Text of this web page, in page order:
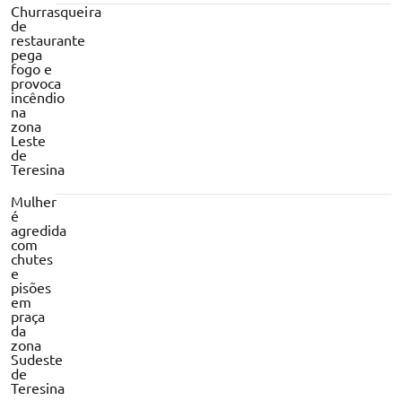
Churrasqueira
de
restaurante
pega
fogo e
provoca
incêndio
na
zona
Leste
de
Teresina
Mulher
é
agredida
com
chutes
e
pisões
em
praça
da
zona
Sudeste
de
Teresina